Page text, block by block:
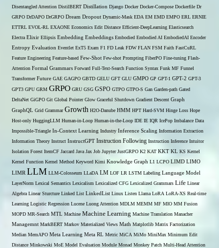
Disentangled Attention DistilBERT Distillation Django Docker Docker-Compose Dockerfile Dr
GRPO DrDAPO DrGRPO Dream Dropout Dynamic-Mask EDA EM EMD EMPO ERL ERNIE
ETTRL EVOL-RL EXAONE Economics Edit Distance Efficient-DeepLearning Elasticsearch
Electra Elixir Ellipsis Embedding Embeddings Embodied Embodied AI EmbodiedAI Encoder
Entropy Evaluation Eventlet ExT5 Exam F1 FD Leak FDW FLAN FSM Faith FastCuRL
Feature Engineering Feature-based Few-Shot Few-shot Prompting FiberPO Fine-tuning Flash-
Attention Formal Grammars Forward Full-Text-Search Function Syntax Funk MF Funnel
Transformer Future GAE GAGPO GBTD GELU GFT GLU GMPO GP GPT-1 GPT-2 GPT-3
GPT3 GPU GRM GRPO GRU GSG GSPO GTPO GTPO-S Gan Garden-path Gated
DeltaNet GiGPO Git Global Pointer Glow Graceful Shutdown Gradient Descent Graph
GraphQL Grid Grammar Growth H2O-Danube HMM HPT Hard-SVM Hinge Loss Hope
Host-only HuggingLLM Human-in-Loop Human-in-the-Loop IDE IE IQR IcePop Imbalance Data
Impossible-Triangle In-Context Learning Industry Inference Scaling Information Extraction
Information Theory Instruct InstructGPT Instruction Following Instruction Inference Intuitor
Isolation Forest ItemCF Jaccard Java Jax Job Jupyter JustGRPO K2 KAT KKT KL KS Kernel
Kernel Function Kernel Method Keyword Kimi Knowledge Graph L1 LCPO LIMD LIMO
LIMR LLM LLM-Colosseum LLaDA LM LOF LR LSTM Labeling Language Model
LayerNorm Lexical Semantics Lexicalism Lexicalized CFG Lexicalized Grammars Life Linear
Algebra Linear Sturcture Linked List LinkedList Linux Listen Llama LoRA LoRA-XS Real-time
Learning Logistic Regression Lucene Luong Attention MDLM MEMM MF MIO MM Fusion
MOPD MR-Search MTL Machine Machine Learning Machine Translation Manacher
Managemnt MarkBERT Markov Materialized Views Math Matplotlib Matrix Factorization
Median MemAPO Meta Learning Meta RL Metric MiCA MiMo MiniMax Minimum Edit
Distance Minkowski MoE Model Evaluation Module Monad Monkey Patch Multi-Head Attention